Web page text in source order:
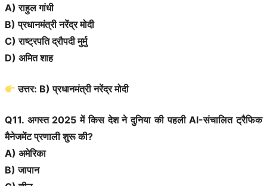
A) राहुल गांधी
B) प्रधानमंत्री नरेंद्र मोदी
C) राष्ट्रपति द्रौपदी मुर्मु
D) अमित शाह
उत्तर: B) प्रधानमंत्री नरेंद्र मोदी
Q11. अगस्त 2025 में किस देश ने दुनिया की पहली AI-संचालित ट्रैफिक
मैनेजमेंट प्रणाली शुरू की?
A) अमेरिका
B) जापान